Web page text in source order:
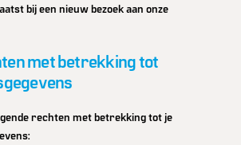
bij een nieuw bezoek aan onze
met betrekking tot
rechten met betrekking tot je